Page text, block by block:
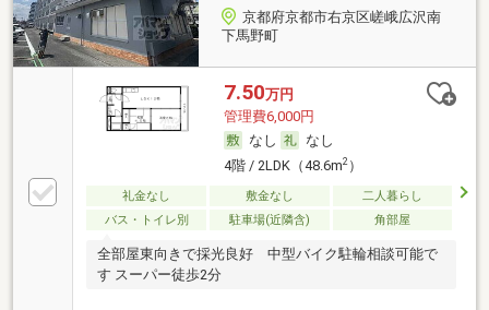
京都府京都市右京区嵯峨広沢南
下馬野町
7.50万円
管理費6,000円
なし
なし
4階 / 2LDK（48.6m2）
礼金なし 敷金なし
二人暮らし
バス・トイレ別
駐車場(近隣含) 角部屋
全部屋東向きで採光良好 中型バイク駐輪相談可能で
す スーパー徒歩2分